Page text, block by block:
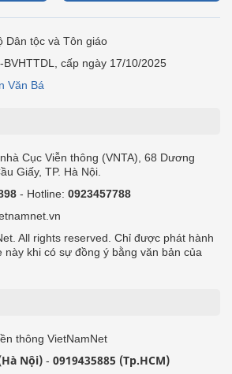
Dân tộc và Tôn giáo
cấp ngày 17/10/2025
Văn Bá
Cục Viễn thông (VNTA), 68 Dương
Giấy, TP. Hà Nội.
- Hotline: 0923457788
All rights reserved. Chỉ được phát hành
này khi có sự đồng ý bằng văn bản của
thông VietNamNet
Nội) - 0919435885 (Tp.HCM)